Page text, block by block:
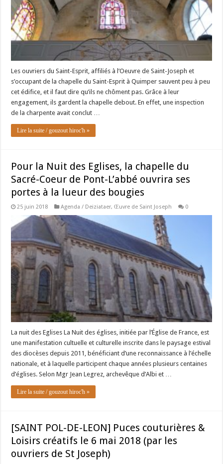
Les ouvriers du Saint-Esprit, affiliés à l’Oeuvre de Saint-Joseph et
s’occupant de la chapelle du Saint-Esprit à Quimper sauvent peu à peu
cet édifice, et il faut dire qu’ils ne chôment pas. Grâce à leur
engagement, ils gardent la chapelle debout. En effet, une inspection
de la charpente avait conclut …
Lire la suite / gouzout hiroc'h »
Pour la Nuit des Eglises, la chapelle du
Sacré-Coeur de Pont-L’abbé ouvrira ses
portes à la lueur des bougies
25 juin 2018 Agenda / Deiziataer,Œuvre de Saint Joseph 0
La nuit des Eglises La Nuit des églises, initiée par l’Église de France, est
une manifestation cultuelle et culturelle inscrite dans le paysage estival
des diocèses depuis 2011, bénéficiant d’une reconnaissance à l’échelle
nationale, et à laquelle participent chaque années plusieurs centaines
d’églises. Selon Mgr Jean Legrez, archevêque d’Albi et …
Lire la suite / gouzout hiroc'h »
[SAINT POL-DE-LEON] Puces couturières &
Loisirs créatifs le 6 mai 2018 (par les
ouvriers de St Joseph)